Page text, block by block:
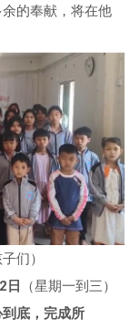
的奉献，将在他
们）
日
（星期一到三）
底，完成所